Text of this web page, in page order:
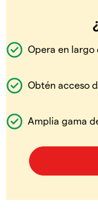
Opera en largo
Obtén acceso
Amplia gama